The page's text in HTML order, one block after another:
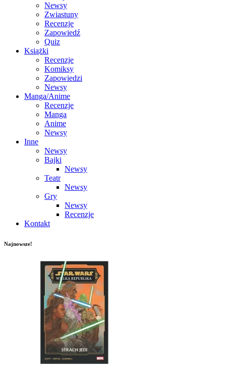
Newsy
Zwiastuny
Recenzje
Zapowiedź
Quiz
Książki
Recenzje
Komiksy
Zapowiedzi
Newsy
Manga/Anime
Recenzje
Manga
Anime
Newsy
Inne
Newsy
Bajki
Newsy
Teatr
Newsy
Gry
Newsy
Recenzje
Kontakt
Najnowsze!